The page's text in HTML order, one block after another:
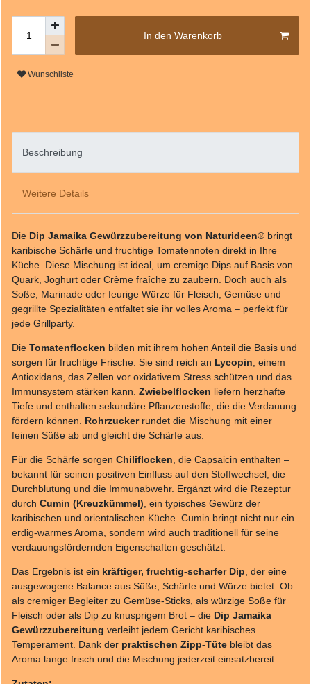
In den Warenkorb
Wunschliste
Beschreibung
Weitere Details
Die Dip Jamaika Gewürzzubereitung von Naturideen® bringt
karibische Schärfe und fruchtige Tomatennoten direkt in Ihre
Küche. Diese Mischung ist ideal, um cremige Dips auf Basis von
Quark, Joghurt oder Crème fraîche zu zaubern. Doch auch als
Soße, Marinade oder feurige Würze für Fleisch, Gemüse und
gegrillte Spezialitäten entfaltet sie ihr volles Aroma – perfekt für
jede Grillparty.
Die Tomatenflocken bilden mit ihrem hohen Anteil die Basis und
sorgen für fruchtige Frische. Sie sind reich an Lycopin , einem
Antioxidans, das Zellen vor oxidativem Stress schützen und das
Immunsystem stärken kann. Zwiebelflocken liefern herzhafte
Tiefe und enthalten sekundäre Pflanzenstoffe, die die Verdauung
fördern können. Rohrzuckerrundet die Mischung mit einer
feinen Süße ab und gleicht die Schärfe aus.
Für die Schärfe sorgen Chiliflocken , die Capsaicin enthalten –
bekannt für seinen positiven Einfluss auf den Stoffwechsel, die
Durchblutung und die Immunabwehr. Ergänzt wird die Rezeptur
durch Cumin (Kreuzkümmel) , ein typisches Gewürz der
karibischen und orientalischen Küche. Cumin bringt nicht nur ein
erdig-warmes Aroma, sondern wird auch traditionell für seine
verdauungsfördernden Eigenschaften geschätzt.
Das Ergebnis ist ein kräftiger, fruchtig-scharfer Dip , der eine
ausgewogene Balance aus Süße, Schärfe und Würze bietet. Ob
als cremiger Begleiter zu Gemüse-Sticks, als würzige Soße für
Fleisch oder als Dip zu knusprigem Brot – die Dip Jamaika
Gewürzzubereitung verleiht jedem Gericht karibisches
Temperament. Dank der praktischen Zipp-Tüte bleibt das
Aroma lange frisch und die Mischung jederzeit einsatzbereit.